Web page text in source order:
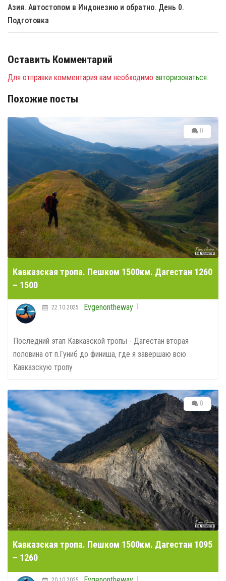
Азия. Автостопом в Индонезию и обратно. День 0.
Подготовка
Оставить Комментарий
Для отправки комментария вам необходимо авторизоваться.
Похожие посты
0
Кавказская тропа. Пешком 1500км. Дагестан 1260
– 1500
Evgenontheway
22.10.2025
Последний этап Кавказской тропы - Дагестан вторая
половина от п.Гуниб до финиша, где я завершаю всю
Кавказскую тропу
0
Кавказская тропа. Пешком 1500км. Дагестан 1095
– 1260